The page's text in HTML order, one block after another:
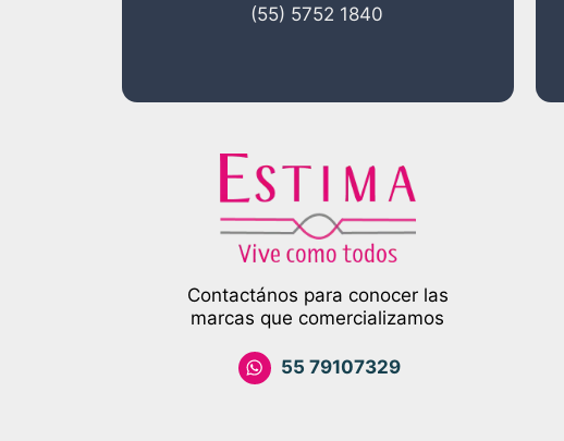
(55) 5752 1840
Contactános para conocer las
marcas que comercializamos
55 79107329